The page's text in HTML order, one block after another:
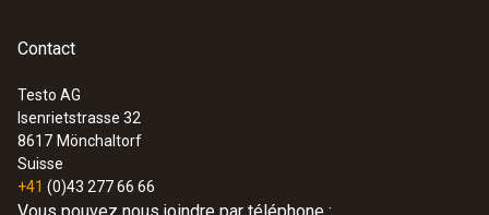
Contact
Testo AG
Isenrietstrasse 32
8617 Mönchaltorf
Suisse
+41 (0)43 277 66 66
Vous pouvez nous joindre par téléphone :